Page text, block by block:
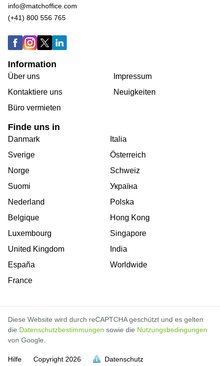
voll
voll
voll
voll
voll
info@matchoffice.com
(+41) 800 556 765
Information
Über uns
Kontaktiere uns
Büro vermieten
Impressum
Neuigkeiten
Finde uns in
Danmark
Sverige
Norge
Suomi
Nederland
Belgique
Luxembourg
United Kingdom
España
France
Italia
Österreich
Schweiz
Україна
Polska
Hong Kong
Singapore
India
Worldwide
Diese Website wird durch reCAPTCHA geschützt und es gelten
die Datenschutzbestimmungen sowie die Nutzungsbedingungen
von Google.
Hilfe Copyright 2026 Datenschutz